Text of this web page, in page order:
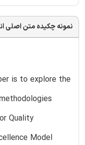
نمونه چکیده متن اصلی
is to explore the
Quality
Model